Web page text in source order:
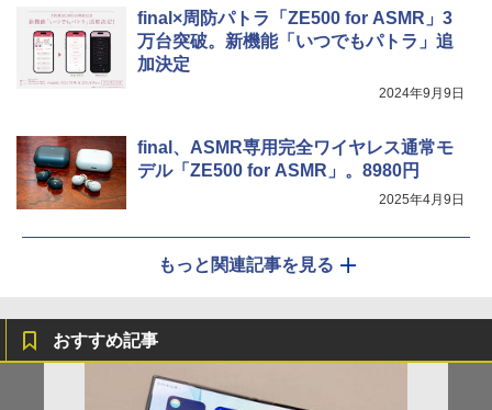
final×周防パトラ「ZE500 for ASMR」3
万台突破。新機能「いつでもパトラ」追
加決定
2024年9月9日
final、ASMR専用完全ワイヤレス通常モ
デル「ZE500 for ASMR」。8980円
2025年4月9日
もっと関連記事を見る
おすすめ記事